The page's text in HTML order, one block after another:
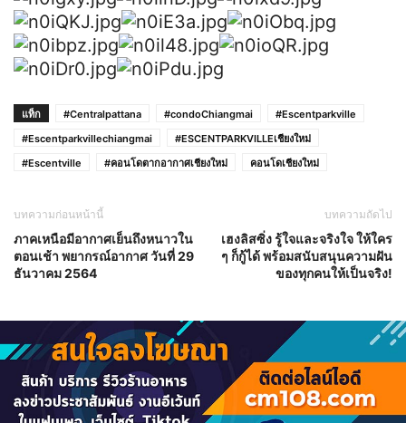
แท็ก #Centralpattana #condoChiangmai
#Escentparkville
#Escentparkvillechiangmai
#ESCENTPARKVILLEเชียงใหม่
#Escentville
#คอนโดตากอากาศเชียงใหม่ คอนโดเชียงใหม่
บทความก่อนหน้านี้
ภาคเหนือมีอากาศเย็นถึงหนาวใน
ตอนเช้า พยากรณ์อากาศ วันที่ 29
ธันวาคม 2564
บทความถัดไป
เฮงลิสซิ่ง รู้ใจและจริงใจ ให้ใคร
ๆ ก็กู้ได้ พร้อมสนับสนุนความฝัน
ของทุกคนให้เป็นจริง!